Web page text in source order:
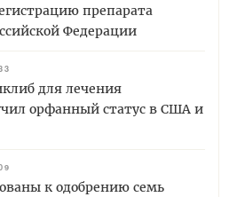
препарата
Федерации
для лечения
орфанный статус в США и
к одобрению семь